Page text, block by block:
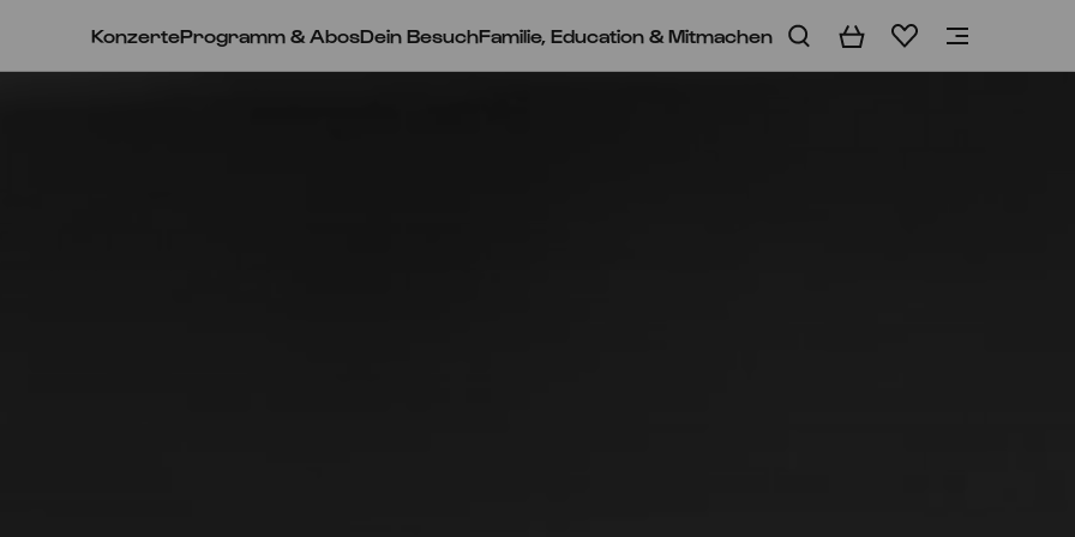
KonzerteProgramm & AbosDein BesuchFamilie, Education & Mitmachen WarenkorbMerkliste